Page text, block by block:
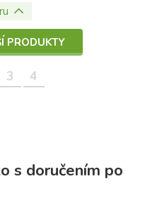
PRODUKTY
3 4
s doručením po